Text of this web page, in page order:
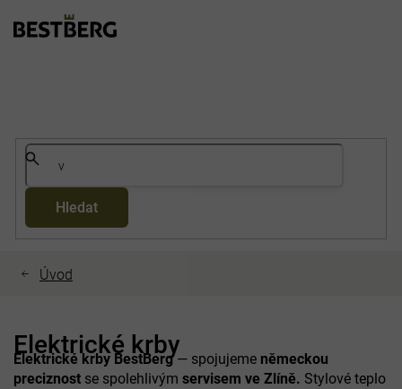
Hledat
Elektrické krby
Elektrické krby BestBerg— spojujeme německou
preciznost se spolehlivým servisem ve Zlíně. Stylové teplo